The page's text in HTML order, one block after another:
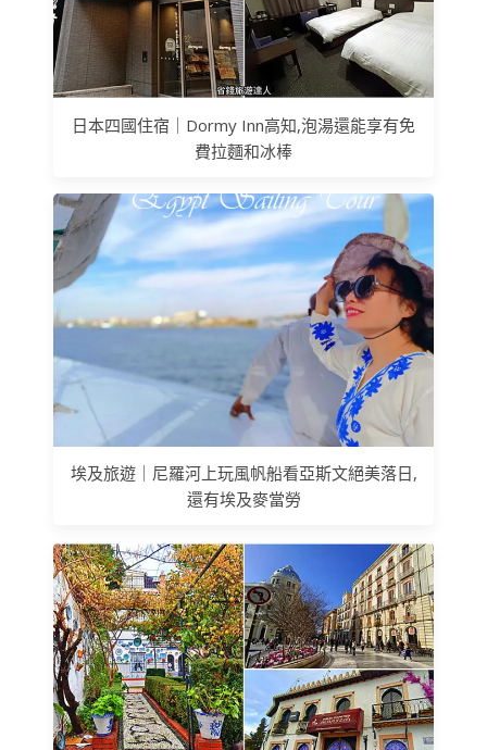
日本四國住宿｜Dormy Inn高知,泡湯還能享有免
費拉麵和冰棒
埃及旅遊｜尼羅河上玩風帆船看亞斯文絕美落日,
還有埃及麥當勞